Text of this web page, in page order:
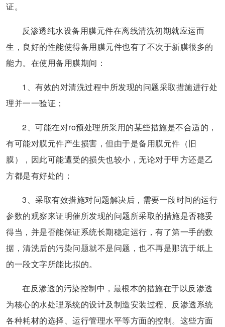
证。
反渗透纯水设备用膜元件在离线清洗初期就应运而
生，良好的性能使得备用膜元件也有了不次于新膜很多的
能力。在使用备用膜期间：
1、有效的对清洗过程中所发现的问题采取措施进行处
理并一一验证；
2、可能在对ro预处理所采用的某些措施是不合适的，
有可能对膜元件产生损害，但由于是备用膜元件（旧
膜），因此可能遭受的损失也较小，无论对于甲方还是乙
方都是有好处的；
3、采取有效措施对问题解决后，需要一段时间的运行
参数的观察来证明催所发现的问题所采取的措施是否稳妥
得当，并是否能保证系统长期稳定运行，有了第一手的数
据，清洗后的污染问题就不是问题，也不再是那流于纸上
的一段文字所能比拟的。
在反渗透的污染控制中，最根本的措施在于以反渗透
为核心的水处理系统的设计及制造安装过程、反渗透系统
各种耗材的选择、运行管理水平等方面的控制。这些方面